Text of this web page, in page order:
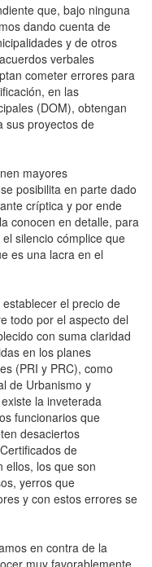
que, bajo ninguna
dando cuenta de
y de otros
verbales
cometer errores para
en las
(DOM), obtengan
sus proyectos de
mayores
posibilita en parte dado
críptica y por ende
conocen en detalle, para
silencio cómplice que
es una lacra en el
el precio de
todo por el aspecto del
con suma claridad
en los planes
(PRI y PRC), como
de Urbanismo y
la inveterada
funcionarios que
desaciertos
de
ellos, los que son
yerros que
y con estos errores se
en contra de la
muy favorablemente